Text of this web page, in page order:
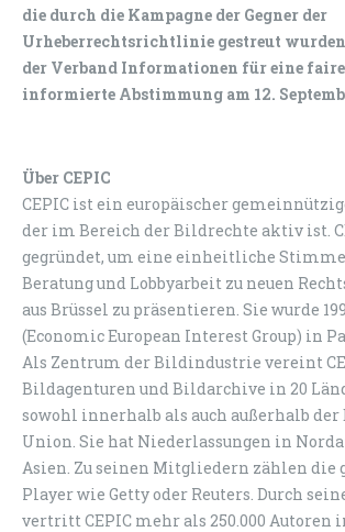
die durch die Kampagne der Gegner der
Urheberrechtsrichtlinie gestreut
der Verband Informationen für eine
informierte Abstimmung am 12.
Über CEPIC
CEPIC ist ein europäischer
der im Bereich der Bildrechte aktiv ist.
gegründet, um eine einheitliche
Beratung und Lobbyarbeit zu neuen
aus Brüssel zu präsentieren. Sie wurde
(Economic European Interest Group) in
Als Zentrum der Bildindustrie vereint
Bildagenturen und Bildarchive in 20
sowohl innerhalb als auch außerhalb der
Union. Sie hat Niederlassungen in
Asien. Zu seinen Mitgliedern zählen die
Player wie Getty oder Reuters. Durch
vertritt CEPIC mehr als 250.000 Autoren